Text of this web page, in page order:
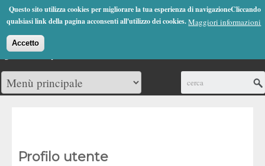
Questo sito utilizza cookies per migliorare la tua esperienza di navigazioneCliccando
qualsiasi link della pagina acconsenti all'utilizzo dei cookies.Maggiori informazioni
Accetto
Jump to Navigation
(0)
Profilo utente